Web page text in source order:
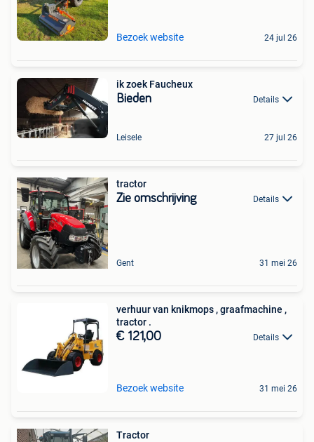
Bezoek website 24 jul 26
ik zoek Faucheux
Bieden Details
Leisele 27 jul 26
tractor
Zie omschrijving Details
Gent 31 mei 26
verhuur van knikmops , graafmachine ,
tractor .
€ 121,00 Details
Bezoek website 31 mei 26
Tractor